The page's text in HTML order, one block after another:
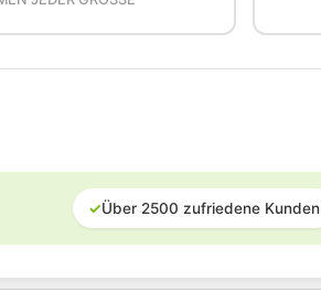
✓Über 2500 zufriedene Kunden